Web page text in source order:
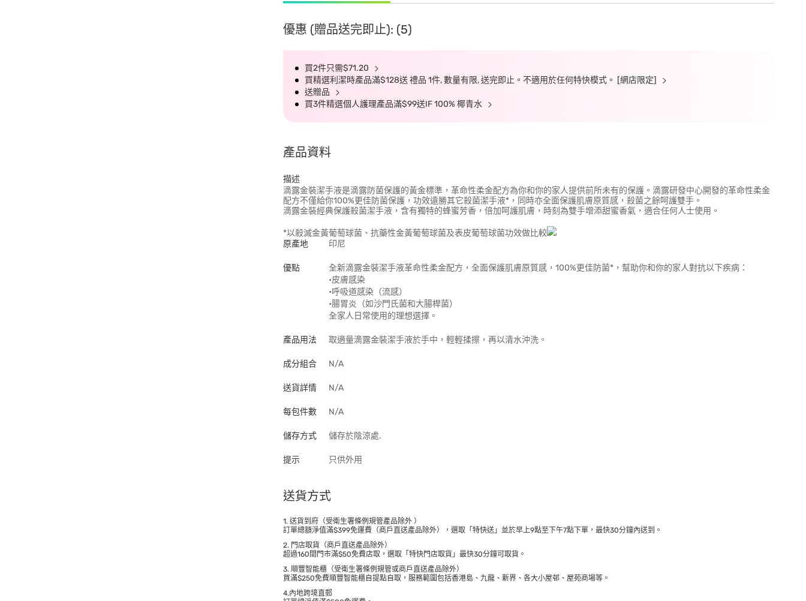
優惠 (贈品送完即止): (5)
買2件只需$71.20
買精選利潔時產品滿$128送 禮品 1件, 數量有限, 送完即止。不適用於任何特快模式。 [網店限定]
送贈品
買3件精選個人護理產品滿$99送IF 100% 椰青水
產品資料
描述
滴露金裝潔手液是滴露防菌保護的黃金標準，革命性柔金配方為你和你的家人提供前所未有的保護。滴露研發中心開發的革命性柔金
配方不僅給你100%更佳防菌保護，功效遠勝其它殺菌潔手液*，同時亦全面保護肌膚原質感，殺菌之餘呵護雙手。
滴露金裝經典保護殺菌潔手液，含有獨特的蜂蜜芳香，倍加呵護肌膚，時刻為雙手增添甜蜜香氣，適合任何人士使用。
*以殺滅金黃葡萄球菌、抗藥性金黃葡萄球菌及表皮葡萄球菌功效做比較
原產地
印尼
優點
全新滴露金裝潔手液革命性柔金配方，全面保護肌膚原質感，100%更佳防菌*，幫助你和你的家人對抗以下疾病：
•皮膚感染
•呼吸道感染（流感）
•腸胃炎（如沙門氏菌和大腸桿菌）
全家人日常使用的理想選擇。
產品用法 取適量滴露金裝潔手液於手中，輕輕揉擦，再以清水沖洗。
成分組合 N/A
送貨詳情 N/A
每包件數 N/A
儲存方式 儲存於陰涼處.
提示 只供外用
送貨方式
1. 送貨到府（受衛生署條例規管產品除外 ）
訂單總額淨值滿$399免運費（商戶直送產品除外），選取「特快送」並於早上9點至下午7點下單，最快30分鐘內送到​。
2. 門店取貨（商戶直送產品除外）
超過160間門市滿$50免費店取，選取「特快門店取貨」最快30分鐘可取貨。
3. 順豐智能櫃（受衛生署條例規管或商戶直送產品除外）
買滿$250免費順豐智能櫃自提點自取，服務範圍包括香港島、九龍、新界、各大小屋邨、屋苑商場等。
4.內地跨境直郵